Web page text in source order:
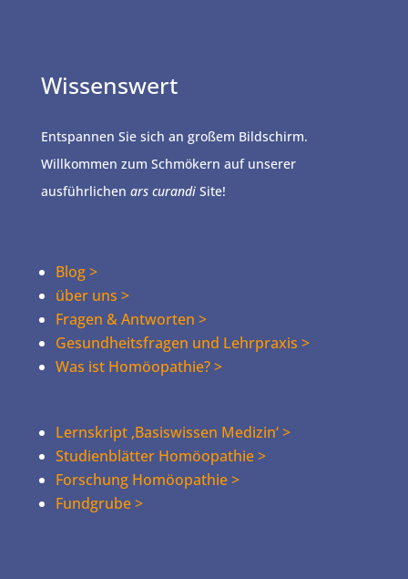
Wissenswert
Entspannen Sie sich an großem Bildschirm.
Willkommen zum Schmökern auf unserer
ausführlichen ars curandiSite!
Blog >
über uns >
Fragen & Antworten >
Gesundheitsfragen und Lehrpraxis >
Was ist Homöopathie? >
Lernskript ‚Basiswissen Medizin‘ >
Studienblätter Homöopathie >
Forschung Homöopathie >
Fundgrube >